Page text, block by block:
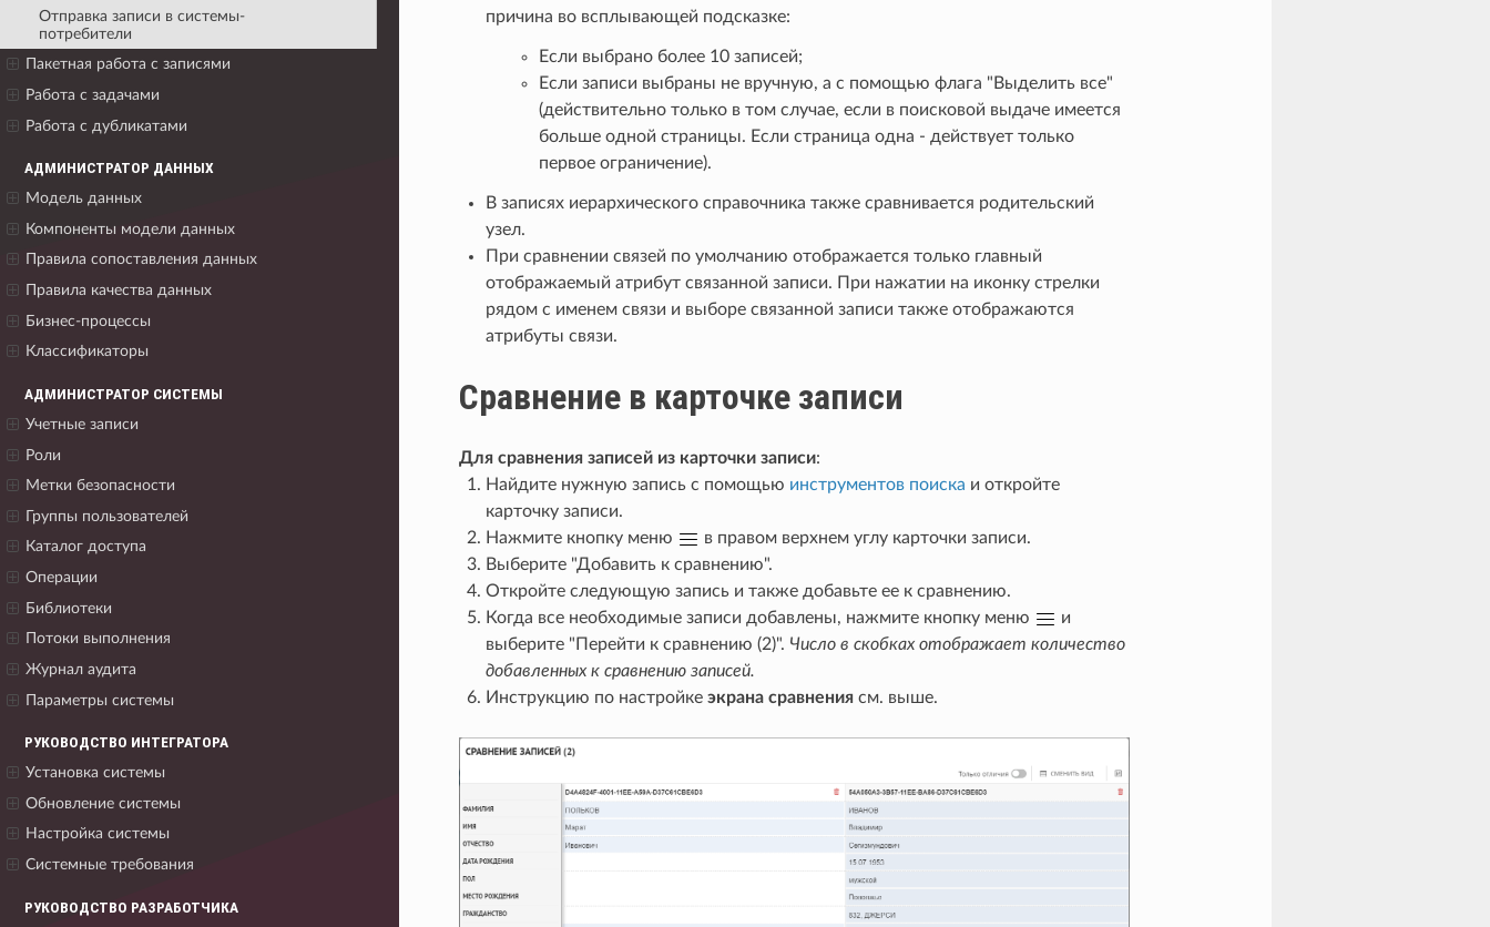
Отправка записи в системы-
потребители
Пакетная работа с записями
Работа с задачами
Работа с дубликатами
АДМИНИСТРАТОР ДАННЫХ
Модель данных
Компоненты модели данных
Правила сопоставления данных
Правила качества данных
Бизнес-процессы
Классификаторы
АДМИНИСТРАТОР СИСТЕМЫ
Учетные записи
Роли
Метки безопасности
Группы пользователей
Каталог доступа
Операции
Библиотеки
Потоки выполнения
Журнал аудита
Параметры системы
РУКОВОДСТВО ИНТЕГРАТОРА
Установка системы
Обновление системы
Настройка системы
Системные требования
РУКОВОДСТВО РАЗРАБОТЧИКА
причина во всплывающей подсказке:
Если выбрано более 10 записей;
Если записи выбраны не вручную, а с помощью флага "Выделить все"
(действительно только в том случае, если в поисковой выдаче имеется
больше одной страницы. Если страница одна - действует только
первое ограничение).
В записях иерархического справочника также сравнивается родительский
узел.
При сравнении связей по умолчанию отображается только главный
отображаемый атрибут связанной записи. При нажатии на иконку стрелки
рядом с именем связи и выборе связанной записи также отображаются
атрибуты связи.
Сравнение в карточке записи
Для сравнения записей из карточки записи:
Найдите нужную запись с помощью инструментов поиска и откройте
карточку записи.
Нажмите кнопку меню
в правом верхнем углу карточки записи.
Выберите "Добавить к сравнению".
Откройте следующую запись и также добавьте ее к сравнению.
Когда все необходимые записи добавлены, нажмите кнопку меню
и
выберите "Перейти к сравнению (2)". Число в скобках отображает количество
добавленных к сравнению записей.
Инструкцию по настройкеэкрана сравнения см. выше.